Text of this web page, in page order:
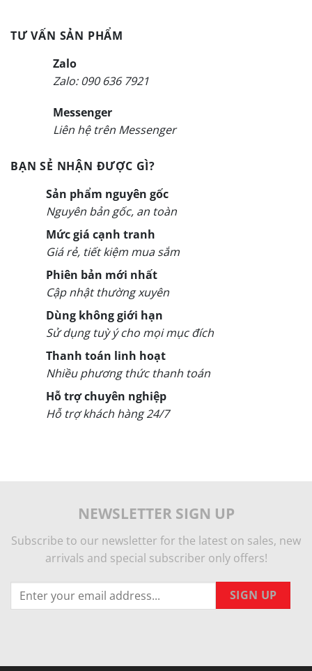
TƯ VẤN SẢN PHẨM
Zalo
Zalo: 090 636 7921
Messenger
Liên hệ trên Messenger
BẠN SẺ NHẬN ĐƯỢC GÌ?
Sản phẩm nguyên gốc
Nguyên bản gốc, an toàn
Mức giá cạnh tranh
Giá rẻ, tiết kiệm mua sắm
Phiên bản mới nhất
Cập nhật thường xuyên
Dùng không giới hạn
Sử dụng tuỳ ý cho mọi mục đích
Thanh toán linh hoạt
Nhiều phương thức thanh toán
Hỗ trợ chuyên nghiệp
Hỗ trợ khách hàng 24/7
NEWSLETTER SIGN UP
Subscribe to our newsletter for the latest on sales, new
arrivals and special subscriber only offers!